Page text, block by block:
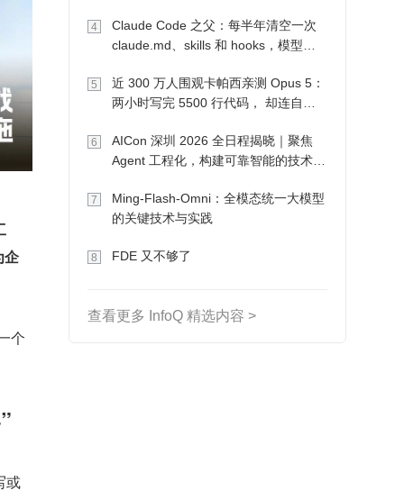
企
个
或
4
Claude Code 之父：每半年清空一次
claude.md、skills 和 hooks，模型自
5
近 300 万人围观卡帕西亲测 Opus 5：
两小时写完 5500 行代码， 却连自己
6
AICon 深圳 2026 全日程揭晓｜聚焦
Agent 工程化，构建可靠智能的技术路
7
Ming-Flash-Omni：全模态统一大模型
的关键技术与实践
8 FDE 又不够了
查看更多 InfoQ 精选内容 >